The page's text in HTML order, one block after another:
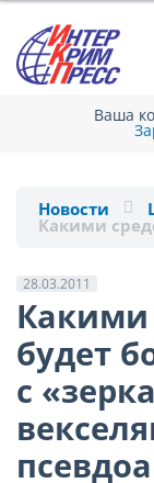
Ваша
Новости
Какими
28.03.2011
Какими
будет
с